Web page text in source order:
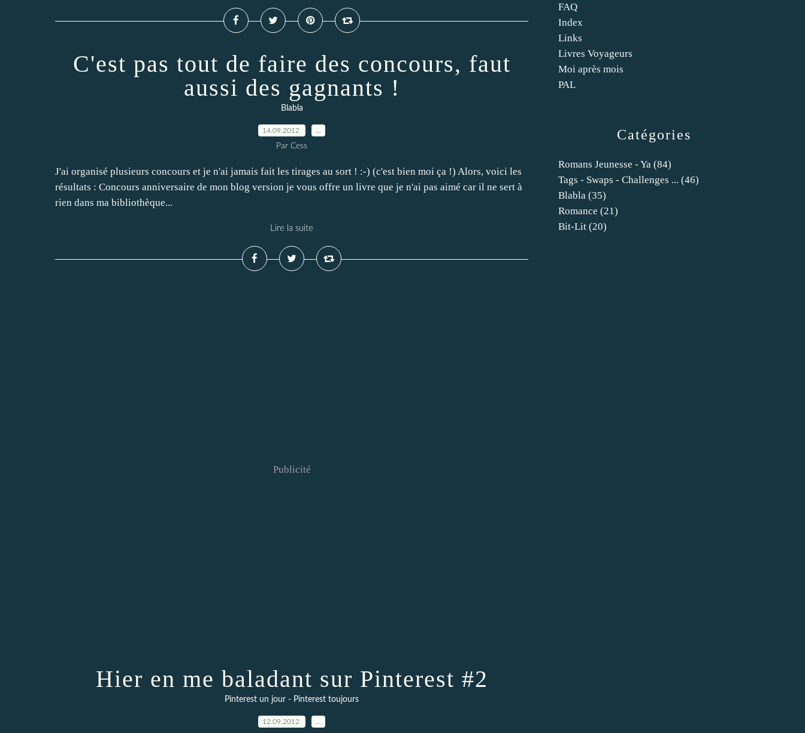
C'est pas tout de faire des concours, faut
aussi des gagnants !
Blabla
14.09.2012
Par Cess
J'ai organisé plusieurs concours et je n'ai jamais fait les tirages au sort ! :-) (c'est bien moi ça !) Alors, voici les
résultats : Concours anniversaire de mon blog version je vous offre un livre que je n'ai pas aimé car il ne sert à
rien dans ma bibliothèque...
Lire la suite
Publicité
Hier en me baladant sur Pinterest #2
Pinterest un jour - Pinterest toujours
12.09.2012
Catégories
Romans Jeunesse - Ya (84)
Tags - Swaps - Challenges ... (46)
Blabla (35)
Romance (21)
Bit-Lit (20)
FAQ
Index
Links
Livres Voyageurs
Moi après mois
PAL